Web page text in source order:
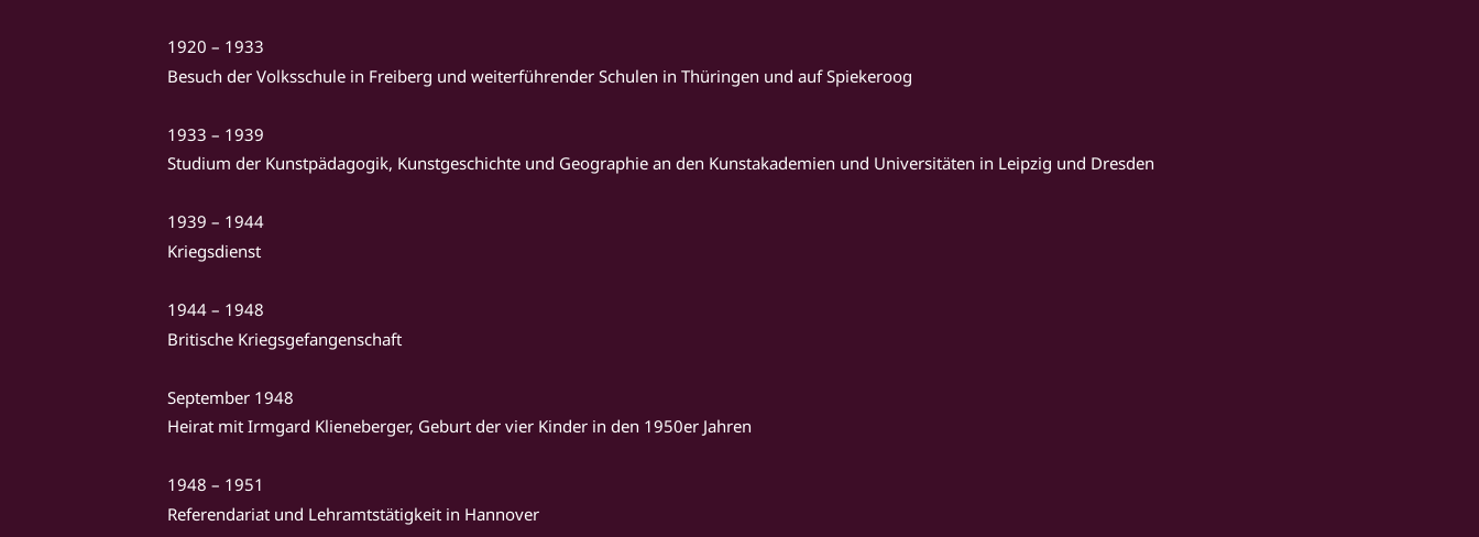
1920 – 1933
Besuch der Volksschule in Freiberg und weiterführender Schulen in Thüringen und auf Spiekeroog
1933 – 1939
Studium der Kunstpädagogik, Kunstgeschichte und Geographie an den Kunstakademien und Universitäten in Leipzig und Dresden
1939 – 1944
Kriegsdienst
1944 – 1948
Britische Kriegsgefangenschaft
September 1948
Heirat mit Irmgard Klieneberger, Geburt der vier Kinder in den 1950er Jahren
1948 – 1951
Referendariat und Lehramtstätigkeit in Hannover